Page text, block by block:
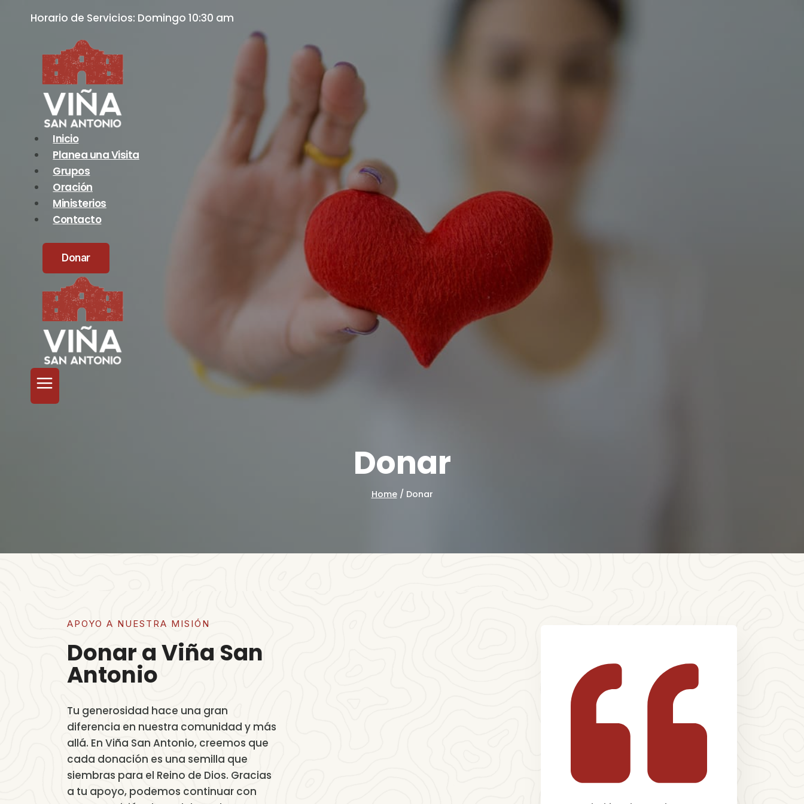
Horario de Servicios: Domingo 10:30 am
Inicio
Planea una Visita
Grupos
Oración
Ministerios
Contacto
Donar
Donar
Home / Donar
APOYO A NUESTRA MISIÓN
Donar a Viña San
Antonio
Tu generosidad hace una gran
diferencia en nuestra comunidad y más
allá. En Viña San Antonio, creemos que
cada donación es una semilla que
siembras para el Reino de Dios. Gracias
a tu apoyo, podemos continuar con